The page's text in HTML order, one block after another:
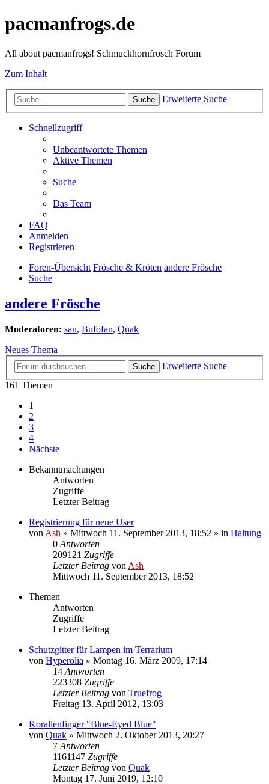
pacmanfrogs.de
All about pacmanfrogs! Schmuckhornfrosch Forum
Zum Inhalt
Suche Erweiterte Suche
Schnellzugriff
Unbeantwortete Themen
Aktive Themen
Suche
Das Team
FAQ
Anmelden
Registrieren
Foren-Übersicht Frösche & Kröten andere Frösche
Suche
andere Frösche
Moderatoren: san, Bufofan, Quak
Neues Thema
Suche
Erweiterte Suche
161 Themen
1
2
3
4
Nächste
Bekanntmachungen
Antworten
Zugriffe
Letzter Beitrag
Registrierung für neue User
von Ash » Mittwoch 11. September 2013, 18:52 » in Haltung
0 Antworten
209121 Zugriffe
Letzter Beitrag von Ash
Mittwoch 11. September 2013, 18:52
Themen
Antworten
Zugriffe
Letzter Beitrag
Schutzgitter für Lampen im Terrarium
von Hyperolia » Montag 16. März 2009, 17:14
14 Antworten
223308 Zugriffe
Letzter Beitrag von Truefrog
Freitag 13. April 2012, 13:03
Korallenfinger "Blue-Eyed Blue"
von Quak » Mittwoch 2. Oktober 2013, 20:27
7 Antworten
1161147 Zugriffe
Letzter Beitrag von Quak
Montag 17. Juni 2019, 12:10